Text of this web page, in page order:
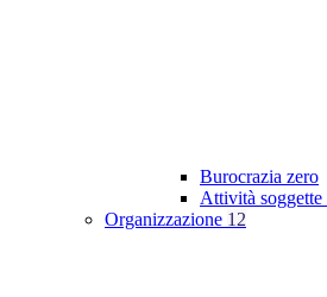
Burocrazia zero
Attività
Organizzazione 12